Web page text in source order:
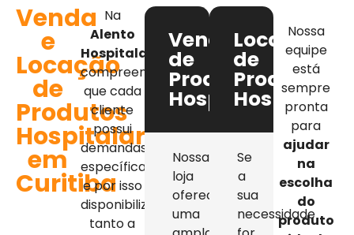
Venda
e
Locação
de
Produtos
Hospitalares
em
Curitiba
Na
Alento
Hospitalar
compreendemos
que cada
cliente
possui
demandas
específicas,
e por isso
disponibilizamos
tanto a
Venda
de
Produtos
Hospitalares
Nossa
loja
oferece
uma
Locação
de
Produtos
Se
a
sua
necessidade
Nossa
equipe
está
sempre
pronta
para
ajudar
na
escolha
do
produto